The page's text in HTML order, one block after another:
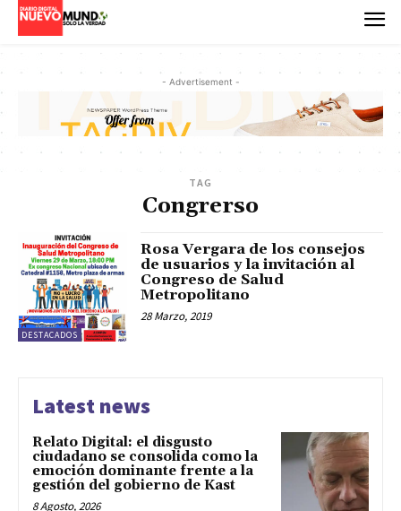
- Advertisement -
TAG
Congrerso
DESTACADOS
Rosa Vergara de los consejos
de usuarios y la invitación al
Congreso de Salud
Metropolitano
28 Marzo, 2019
Latest news
Relato Digital: el disgusto
ciudadano se consolida como la
emoción dominante frente a la
gestión del gobierno de Kast
8 Agosto, 2026